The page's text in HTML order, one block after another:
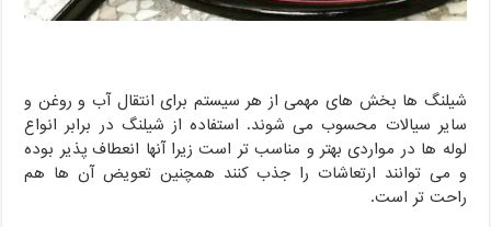
شیلنگ ها بخش های مهمی از هر سیستم برای انتقال آب و روغن و
سایر سیالات محسوب می شوند. استفاده از شیلنگ در برابر انواع
لوله ها در مواردی بهتر و مناسب تر است زیرا آنها انعطاف پذیر بوده
و می توانند ارتعاشات را جذب کنند همچنین تعویض آن ها هم
راحت تر است.